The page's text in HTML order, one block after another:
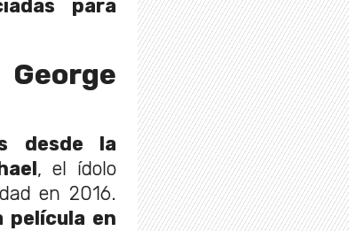
para
desde la
, el ídolo
en 2016.
película en